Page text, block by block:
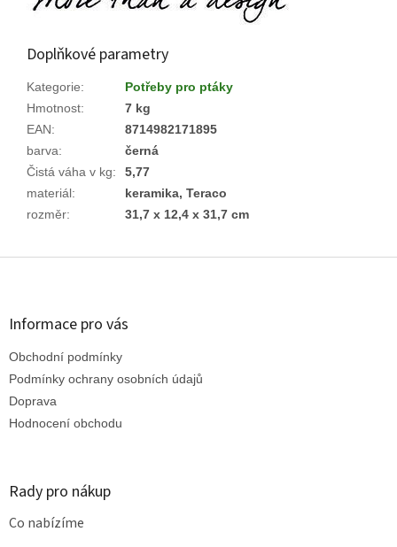
Doplňkové parametry
Kategorie:
Potřeby pro ptáky
Hmotnost:
7 kg
EAN:
8714982171895
barva:
černá
Čistá váha v kg:
5,77
materiál:
keramika, Teraco
rozměr: 31,7 x 12,4 x 31,7 cm
Z
Informace pro vás
Obchodní podmínky
Podmínky ochrany osobních údajů
Doprava
Hodnocení obchodu
Rady pro nákup
Co nabízíme